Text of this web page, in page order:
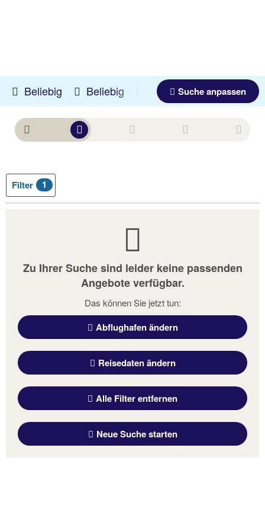
Beliebig Beliebig 11.08.2026 -30.04.2027
Suche anpassen
Filter 1
Zu Ihrer Suche sind leider keine passenden
Angebote verfügbar.
Das können Sie jetzt tun:
Abflughafen ändern
Reisedaten ändern
Alle Filter entfernen
Neue Suche starten